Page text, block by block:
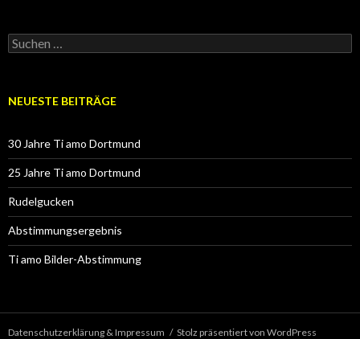
Suchen
nach:
NEUESTE BEITRÄGE
30 Jahre Ti amo Dortmund
25 Jahre Ti amo Dortmund
Rudelgucken
Abstimmungsergebnis
Ti amo Bilder-Abstimmung
Datenschutzerklärung & Impressum Stolz präsentiert von WordPress